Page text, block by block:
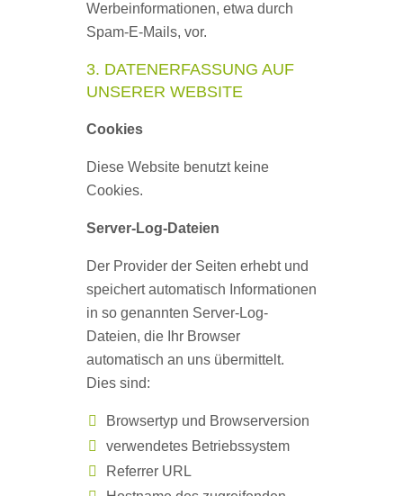
Werbeinformationen, etwa durch
Spam-E-Mails, vor.
3. DATENERFASSUNG AUF
UNSERER WEBSITE
Cookies
Diese Website benutzt keine
Cookies.
Server-Log-Dateien
Der Provider der Seiten erhebt und
speichert automatisch Informationen
in so genannten Server-Log-
Dateien, die Ihr Browser
automatisch an uns übermittelt.
Dies sind:
Browsertyp und Browserversion
verwendetes Betriebssystem
Referrer URL